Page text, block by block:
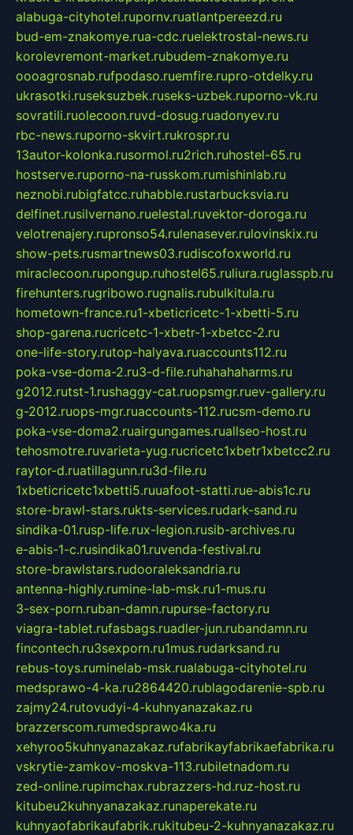
alabuga-cityhotel.rupornv.ruatlantpereezd.ru
bud-em-znakomye.rua-cdc.ruelektrostal-news.ru
korolevremont-market.rubudem-znakomye.ru
oooagrosnab.rufpodaso.ruemfire.rupro-otdelky.ru
ukrasotki.ruseksuzbek.ruseks-uzbek.ruporno-vk.ru
sovratili.ruolecoon.ruvd-dosug.ruadonyev.ru
rbc-news.ruporno-skvirt.rukrospr.ru
13autor-kolonka.rusormol.ru2rich.ruhostel-65.ru
hostserve.ruporno-na-russkom.rumishinlab.ru
neznobi.rubigfatcc.ruhabble.rustarbucksvia.ru
delfinet.rusilvernano.ruelestal.ruvektor-doroga.ru
velotrenajery.rupronso54.rulenasever.rulovinskix.ru
show-pets.rusmartnews03.rudiscofoxworld.ru
miraclecoon.rupongup.ruhostel65.ruliura.ruglasspb.ru
firehunters.rugribowo.rugnalis.rubulkitula.ru
hometown-france.ru1-xbeticricetc-1-xbetti-5.ru
shop-garena.rucricetc-1-xbetr-1-xbetcc-2.ru
one-life-story.rutop-halyava.ruaccounts112.ru
poka-vse-doma-2.ru3-d-file.ruhahahaharms.ru
g2012.rutst-1.rushaggy-cat.ruopsmgr.ruev-gallery.ru
g-2012.ruops-mgr.ruaccounts-112.rucsm-demo.ru
poka-vse-doma2.ruairgungames.ruallseo-host.ru
tehosmotre.ruvarieta-yug.rucricetc1xbetr1xbetcc2.ru
raytor-d.ruatillagunn.ru3d-file.ru
1xbeticricetc1xbetti5.ruuafoot-statti.rue-abis1c.ru
store-brawl-stars.rukts-services.rudark-sand.ru
sindika-01.rusp-life.rux-legion.rusib-archives.ru
e-abis-1-c.rusindika01.ruvenda-festival.ru
store-brawlstars.rudooraleksandria.ru
antenna-highly.rumine-lab-msk.ru1-mus.ru
3-sex-porn.ruban-damn.rupurse-factory.ru
viagra-tablet.rufasbags.ruadler-jun.rubandamn.ru
fincontech.ru3sexporn.ru1mus.rudarksand.ru
rebus-toys.ruminelab-msk.rualabuga-cityhotel.ru
medsprawo-4-ka.ru2864420.rublagodarenie-spb.ru
zajmy24.rutovudyi-4-kuhnyanazakaz.ru
brazzerscom.rumedsprawo4ka.ru
xehyroo5kuhnyanazakaz.rufabrikayfabrikaefabrika.ru
vskrytie-zamkov-moskva-113.rubiletnadom.ru
zed-online.rupimchax.rubrazzers-hd.ruz-host.ru
kitubeu2kuhnyanazakaz.runaperekate.ru
kuhnyaofabrikaufabrik.rukitubeu-2-kuhnyanazakaz.ru